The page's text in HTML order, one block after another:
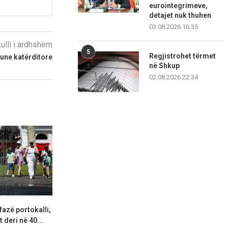
i ardhshëm
katërditore
portokalli,
deri në 40...
eurointegrimeve,
detajet nuk thuhen
03.08.2026 16:35
5
Regjistrohet tërmet
në Shkup
02.08.2026 22:34